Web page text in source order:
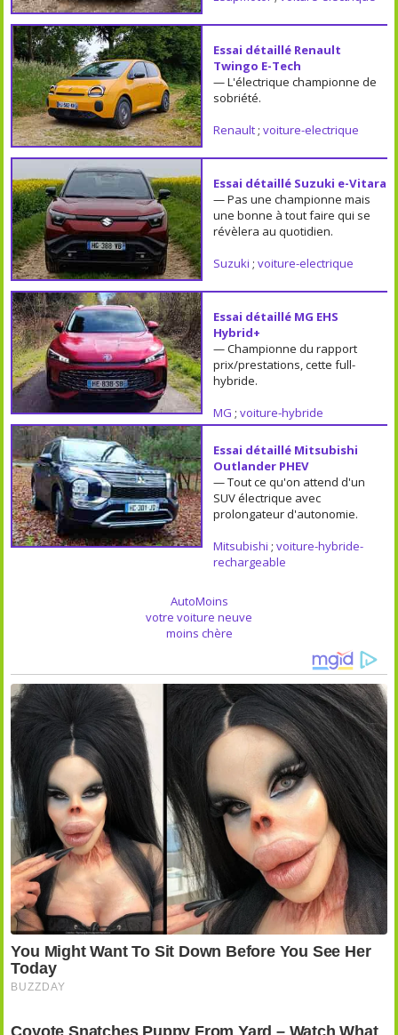
Essai détaillé Renault
Twingo E-Tech
— L'électrique championne de
sobriété.
Renault; voiture-electrique
Essai détaillé Suzuki e-Vitara
— Pas une championne mais
une bonne à tout faire qui se
révèlera au quotidien.
Suzuki ; voiture-electrique
Essai détaillé MG EHS
Hybrid+
— Championne du rapport
prix/prestations, cette full-
hybride.
MG ; voiture-hybride
Essai détaillé Mitsubishi
Outlander PHEV
— Tout ce qu'on attend d'un
SUV électrique avec
prolongateur d'autonomie.
Mitsubishi ; voiture-hybride-
rechargeable
AutoMoins
votre voiture neuve
moins chère